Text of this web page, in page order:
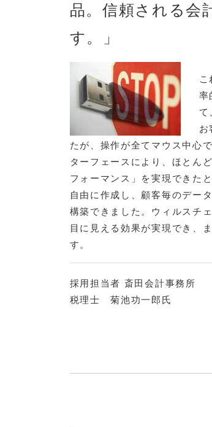
品。信頼される会
す。」
率
て
お
たが、操作が全てマウス中心
ターフェースにより、ほとん
フォーマンス」を実現できた
自由に作成し、顧客毎のデー
構築できました。ウィルスチ
目に見える効果が実現でき、
す。
採用担当者 斎田会計事務所
税理士 菊池功一郎氏